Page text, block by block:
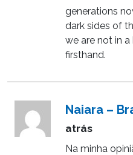
generations
dark sides of
we are not in
firsthand.
Naiara –
atrás
Na minha